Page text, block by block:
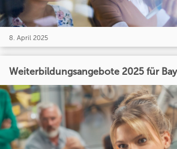
8. April 2025
Weiterbildungsangebote 2025 für